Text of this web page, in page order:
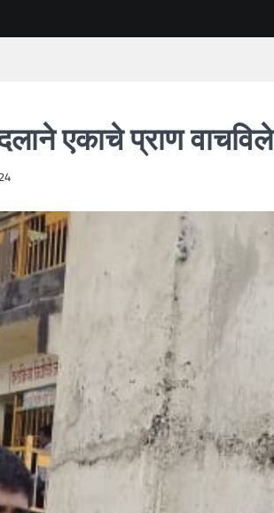
एकाचे प्राण वाचविले